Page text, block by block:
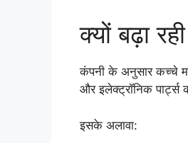
क्यों बढ़ा
कंपनी के अनुसार कच्चे
और इलेक्ट्रॉनिक
इसके अलावा: